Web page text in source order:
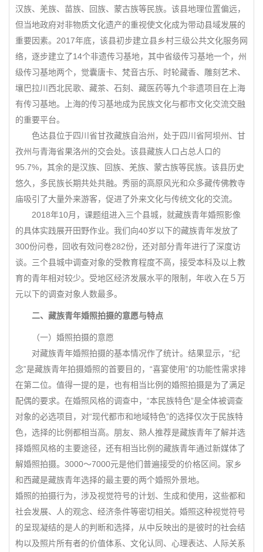
汉族、羌族、苗族、回族、蒙古族等民族。该县地理位置偏远，
但当地政府对非物质文化遗产的重视使文化成为带动县域发展的
重要因素。2017年底，该县初步建立县乡村三级公共文化服务网
络，逐步建立了14个非遗传习基地，其中省级传习基地一个，州
级传习基地两个，觉囊唐卡、梵音古乐、时轮藏香、雕刻艺术、
壤巴拉川西北民歌、藏茶、石刻、藏医药等九个非遗项目在上海
有传习基地。上海的传习基地成为民族文化与都市文化交流交融
的重要平台。
色达县位于四川省甘孜藏族自治州，处于四川省阿坝州、甘
孜州与青海省果洛州的交会处。该县藏族人口占总人口的
95.7%，其余的是汉族、回族、羌族、蒙古族等民族。该县历史
悠久，多民族长期共处共融。秀丽的高原风光和众多藏传佛教寺
庙吸引了大量外来游客，促进了外来文化与传统文化的交流。
2018年10月，课题组进入三个县城，就藏族青年婚照影像
的具体实践展开田野作业。我们向40岁以下的藏族青年发放了
300份问卷，回收有效问卷282份，还对部分青年进行了深度访
谈。三个县城中调查对象的受教育程度不高，接受本科及以上教
育的青年相对较少。受地区经济发展水平的限制，年收入在５万
元以下的调查对象人数最多。
二、藏族青年婚照拍摄的意愿与特点
（一）婚照拍摄的意愿
对藏族青年婚照拍摄的基本情况作了统计。结果显示，“纪
念”是藏族青年拍摄婚照的首要目的，“喜宴使用”的功能性需求排
在第二位。值得一提的是，也有相当比例的婚照拍摄是为了满足
配偶的要求。在婚照风格的调查中，“本民族特色”是全体被调查
对象的必选项目，对“现代都市和地域特色”的选择仅次于民族特
色，选择的比例都相当高。朋友、熟人推荐是藏族青年了解并选
择婚照风格的主要途径，还有相当比例的藏族青年通过新媒体了
解婚照拍摄。3000～7000元是他们普遍接受的价格区间。家乡
和西藏是藏族青年选择的最主要的两个婚照外景地。
婚照的拍摄行为，涉及视觉符号的计划、生成和使用，这些都和
社会发展、人的观念、经济条件等密切相关。婚照这种视觉符号
的呈现凝结的是人的判断和选择，从中反映出的是彼时的社会结
构以及照片所有者的价值体系、文化认同、心理表达、人际关系